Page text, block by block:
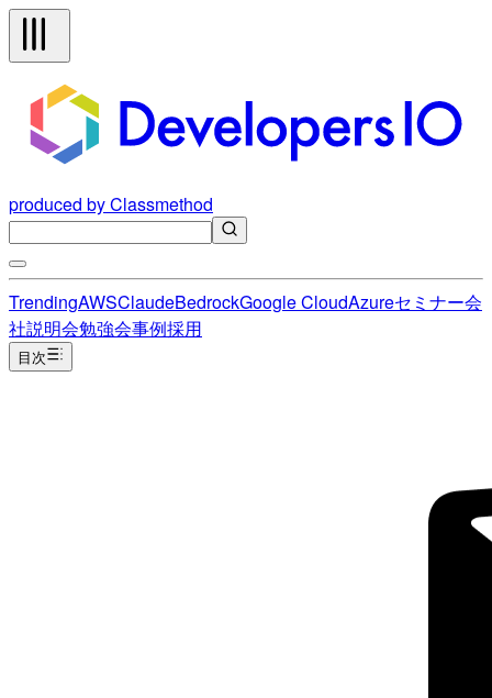
produced by Classmethod
TrendingAWSClaudeBedrockGoogle CloudAzureセミナー会
社説明会勉強会事例採用
目次